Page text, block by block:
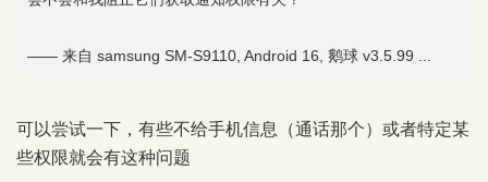
—— 来自 samsung SM-S9110, Android 16, 鹅球 v3.5.99 ...
可以尝试一下，有些不给手机信息（通话那个）或者特定某
些权限就会有这种问题